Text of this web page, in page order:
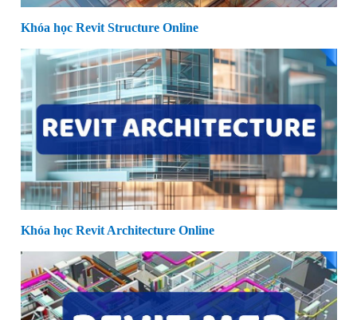
Khóa học Revit Structure Online
Khóa học Revit Architecture Online